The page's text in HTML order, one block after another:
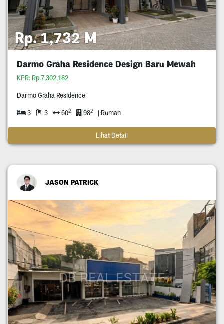
Rp. 1,732 M
Darmo Graha Residence Design Baru Mewah
KPR: Rp.7,302,182
Darmo Graha Residence
3 3 602 982 | Rumah
Lihat Detail
JASON PATRICK